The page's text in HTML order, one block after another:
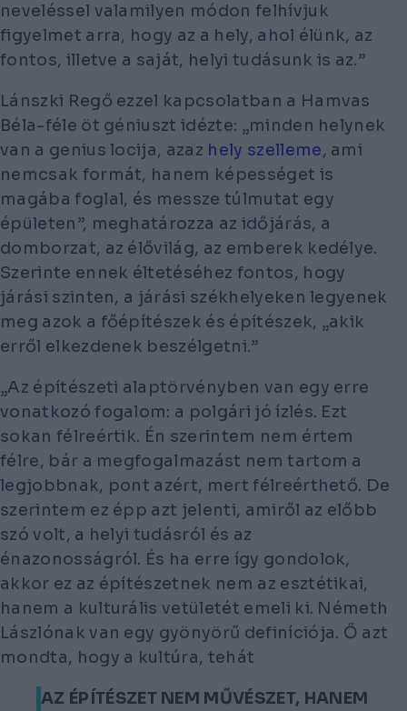
neveléssel valamilyen módon felhívjuk
figyelmet arra, hogy az a hely, ahol élünk, az
fontos, illetve a saját, helyi tudásunk is az.”
Lánszki Regő ezzel kapcsolatban a Hamvas
Béla-féle öt géniuszt idézte: „minden helynek
van a genius locija, azaz hely szelleme, ami
nemcsak formát, hanem képességet is
magába foglal, és messze túlmutat egy
épületen”, meghatározza az időjárás, a
domborzat, az élővilág, az emberek kedélye.
Szerinte ennek éltetéséhez fontos, hogy
járási szinten, a járási székhelyeken legyenek
meg azok a főépítészek és építészek, „akik
erről elkezdenek beszélgetni.”
„Az építészeti alaptörvényben van egy erre
vonatkozó fogalom: a polgári jó ízlés. Ezt
sokan félreértik. Én szerintem nem értem
félre, bár a megfogalmazást nem tartom a
legjobbnak, pont azért, mert félreérthető. De
szerintem ez épp azt jelenti, amiről az előbb
szó volt, a helyi tudásról és az
énazonosságról. És ha erre így gondolok,
akkor ez az építészetnek nem az esztétikai,
hanem a kulturális vetületét emeli ki. Németh
Lászlónak van egy gyönyörű definíciója. Ő azt
mondta, hogy a kultúra, tehát
AZ ÉPÍTÉSZET NEM MŰVÉSZET, HANEM